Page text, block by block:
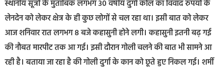
स्थानीय सूत्रों के मुताबिक लगभग 30 वर्षीय दुर्गा कोल का विवाद रुपयों के
लेनदेन को लेकर क्षेत्र के ही कुछ लोगों से चल रहा था। इसी बात को लेकर
आज शनिवार रात लगभग 8 बजे कहासुनी होने लगी। कहासुनी इतनी बढ़ गई
की नौबत मारपीट तक आ गई। इसी दौरान गोली चलने की बात भी सामने आ
रही है। बताया जा रहा है की गोली दुर्गा के कान को छूते हुए निकल गई। शर्मी